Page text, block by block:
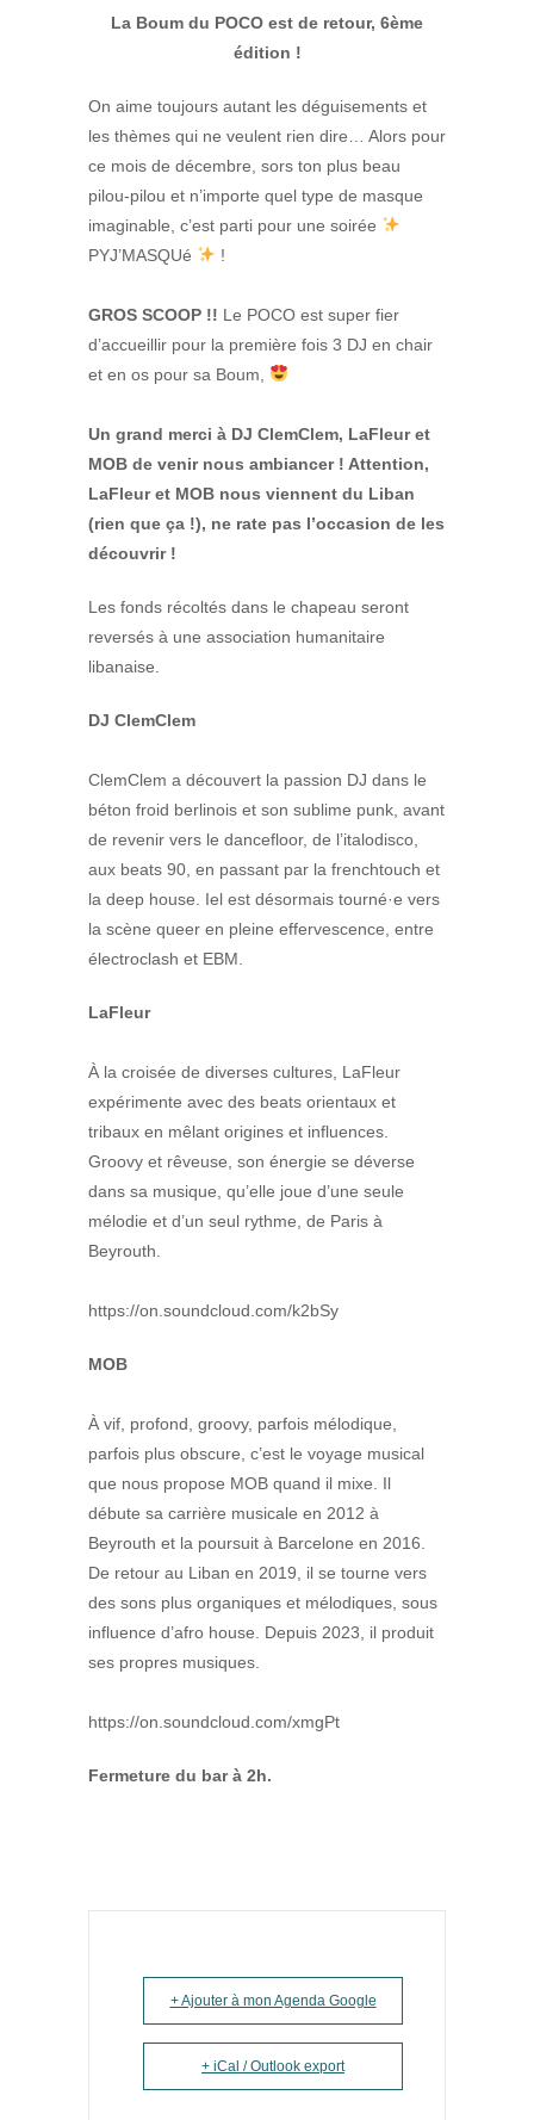
La Boum du POCO est de retour, 6ème
édition !
On aime toujours autant les déguisements et
les thèmes qui ne veulent rien dire… Alors pour
ce mois de décembre, sors ton plus beau
pilou-pilou et n’importe quel type de masque
imaginable, c’est parti pour une soirée
PYJ’MASQUé
!
GROS SCOOP !! Le POCO est super fier
d’accueillir pour la première fois 3 DJ en chair
et en os pour sa Boum,
Un grand merci à DJ ClemClem, LaFleur et
MOB de venir nous ambiancer ! Attention,
LaFleur et MOB nous viennent du Liban
(rien que ça !), ne rate pas l’occasion de les
découvrir !
Les fonds récoltés dans le chapeau seront
reversés à une association humanitaire
libanaise.
DJ ClemClem
ClemClem a découvert la passion DJ dans le
béton froid berlinois et son sublime punk, avant
de revenir vers le dancefloor, de l’italodisco,
aux beats 90, en passant par la frenchtouch et
la deep house. Iel est désormais tourné·e vers
la scène queer en pleine effervescence, entre
électroclash et EBM.
LaFleur
À la croisée de diverses cultures, LaFleur
expérimente avec des beats orientaux et
tribaux en mêlant origines et influences.
Groovy et rêveuse, son énergie se déverse
dans sa musique, qu’elle joue d’une seule
mélodie et d’un seul rythme, de Paris à
Beyrouth.
https://on.soundcloud.com/k2bSy
MOB
À vif, profond, groovy, parfois mélodique,
parfois plus obscure, c’est le voyage musical
que nous propose MOB quand il mixe. Il
débute sa carrière musicale en 2012 à
Beyrouth et la poursuit à Barcelone en 2016.
De retour au Liban en 2019, il se tourne vers
des sons plus organiques et mélodiques, sous
influence d’afro house. Depuis 2023, il produit
ses propres musiques.
https://on.soundcloud.com/xmgPt
Fermeture du bar à 2h.
+ Ajouter à mon Agenda Google
+ iCal / Outlook export